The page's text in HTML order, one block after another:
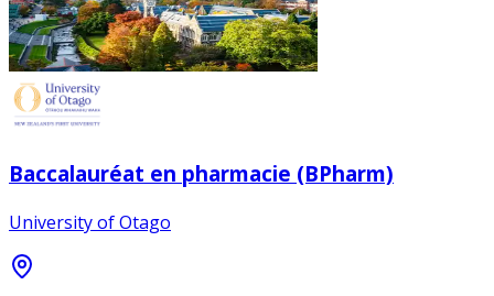
Baccalauréat en pharmacie (BPharm)
University of Otago